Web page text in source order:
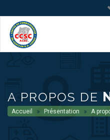
A PROPOS DE
Accueil Présentation A